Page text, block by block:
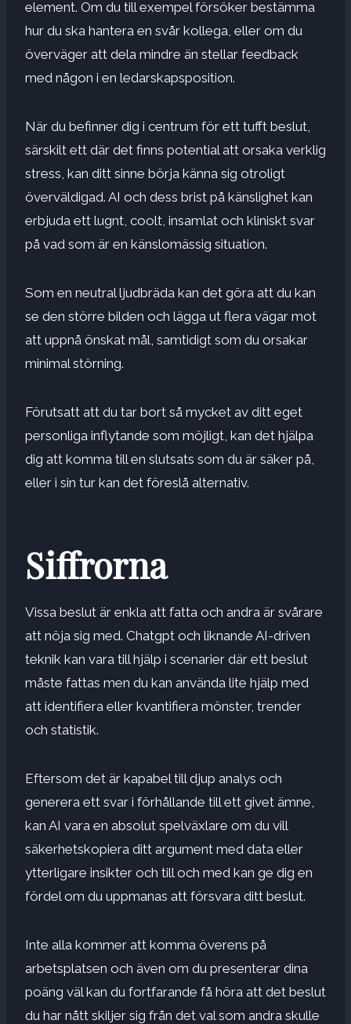
element. Om du till exempel försöker bestämma
hur du ska hantera en svår kollega, eller om du
överväger att dela mindre än stellar feedback
med någon i en ledarskapsposition.
När du befinner dig i centrum för ett tufft beslut,
särskilt ett där det finns potential att orsaka verklig
stress, kan ditt sinne börja känna sig otroligt
överväldigad. AI och dess brist på känslighet kan
erbjuda ett lugnt, coolt, insamlat och kliniskt svar
på vad som är en känslomässig situation.
Som en neutral ljudbräda kan det göra att du kan
se den större bilden och lägga ut flera vägar mot
att uppnå önskat mål, samtidigt som du orsakar
minimal störning.
Förutsatt att du tar bort så mycket av ditt eget
personliga inflytande som möjligt, kan det hjälpa
dig att komma till en slutsats som du är säker på,
eller i sin tur kan det föreslå alternativ.
Siffrorna
Vissa beslut är enkla att fatta och andra är svårare
att nöja sig med. Chatgpt och liknande AI-driven
teknik kan vara till hjälp i scenarier där ett beslut
måste fattas men du kan använda lite hjälp med
att identifiera eller kvantifiera mönster, trender
och statistik.
Eftersom det är kapabel till djup analys och
generera ett svar i förhållande till ett givet ämne,
kan AI vara en absolut spelväxlare om du vill
säkerhetskopiera ditt argument med data eller
ytterligare insikter och till och med kan ge dig en
fördel om du uppmanas att försvara ditt beslut.
Inte alla kommer att komma överens på
arbetsplatsen och även om du presenterar dina
poäng väl kan du fortfarande få höra att det beslut
du har nått skiljer sig från det val som andra skulle